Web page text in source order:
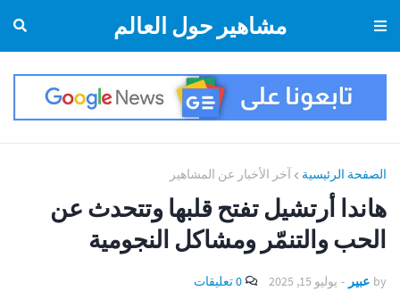
مشاهير حول العالم
الصفحة الرئيسية آخر الأخبار عن المشاهير
هاندا أرتشيل تفتح قلبها وتتحدث عن
الحب والتنمّر ومشاكل النجومية
by عبير - يوليو 15, 2025 0 تعليقات